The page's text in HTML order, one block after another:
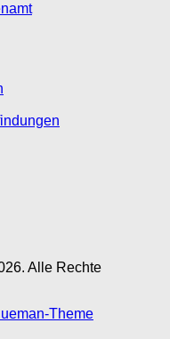
Alle Rechte
Theme